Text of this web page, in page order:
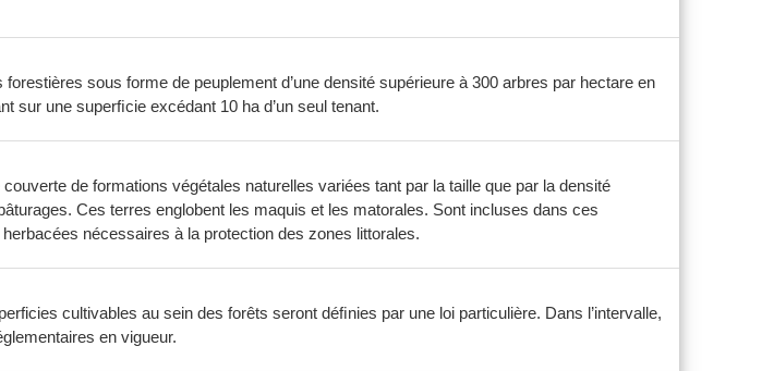
sous forme de peuplement d’une densité supérieure à 300 arbres par hectare en
sur une superﬁcie excédant 10 ha d’un seul tenant.
de formations végétales naturelles variées tant par la taille que par la densité
Ces terres englobent les maquis et les matorales. Sont incluses dans ces
nécessaires à la protection des zones littorales.
cultivables au sein des forêts seront déﬁnies par une loi particulière. Dans l’intervalle,
en vigueur.